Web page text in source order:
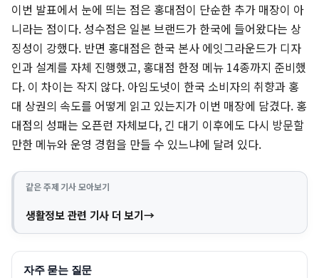
이번 발표에서 눈에 띄는 점은 홍대점이 단순한 추가 매장이 아
니라는 점이다. 성수점은 일본 브랜드가 한국에 들어왔다는 상
징성이 강했다. 반면 홍대점은 한국 본사 에잇그라운드가 디자
인과 설계를 자체 진행했고, 홍대점 한정 메뉴 14종까지 준비했
다. 이 차이는 작지 않다. 아임도넛이 한국 소비자의 취향과 홍
대 상권의 속도를 어떻게 읽고 있는지가 이번 매장에 담겼다. 홍
대점의 성패는 오픈런 자체보다, 긴 대기 이후에도 다시 방문할
만한 메뉴와 운영 경험을 만들 수 있느냐에 달려 있다.
같은 주제 기사 모아보기
생활정보 관련 기사 더 보기
자주 묻는 질문